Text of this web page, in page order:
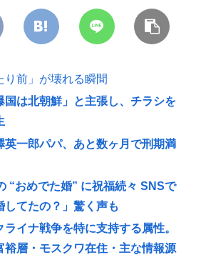
り前」が壊れる瞬間
国は北朝鮮」と主張し、チラシを
英一郎パパ、あと数ヶ月で刑期満
“おめでた婚” に祝福続々 SNSで
してたの？」驚く声も
ライナ戦争を特に支持する属性。
裕層・モスクワ在住・主な情報源